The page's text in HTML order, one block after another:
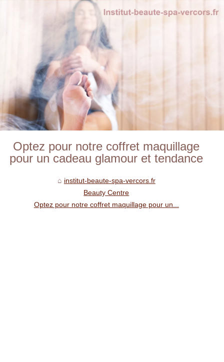
Optez pour notre coffret maquillage
pour un cadeau glamour et tendance
institut-beaute-spa-vercors.fr
Beauty Centre
Optez pour notre coffret maquillage pour un...